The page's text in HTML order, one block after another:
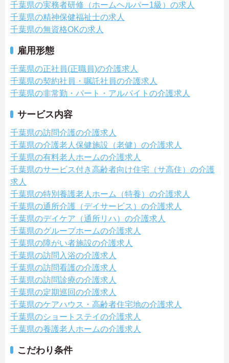
千葉県の実務者研修（ホームヘルパー1級）の求人
千葉県の精神保健福祉士の求人
千葉県の無資格OKの求人
雇用形態
千葉県の正社員(正職員)の介護求人
千葉県の契約社員・嘱託社員の介護求人
千葉県の非常勤・パート・アルバイトの介護求人
サービス内容
千葉県の訪問介護の介護求人
千葉県の介護老人保健施設（老健）の介護求人
千葉県の有料老人ホームの介護求人
千葉県のサービス付き高齢者向け住宅（サ高住）の介護
求人
千葉県の特別養護老人ホーム（特養）の介護求人
千葉県の通所介護（デイサービス）の介護求人
千葉県のデイケア（通所リハ）の介護求人
千葉県のグループホームの介護求人
千葉県の障がい者施設の介護求人
千葉県の訪問入浴の介護求人
千葉県の訪問看護の介護求人
千葉県の訪問診療の介護求人
千葉県の定期巡回の介護求人
千葉県のケアハウス・高齢者住宅地の介護求人
千葉県のショートステイの介護求人
千葉県の養護老人ホームの介護求人
こだわり条件